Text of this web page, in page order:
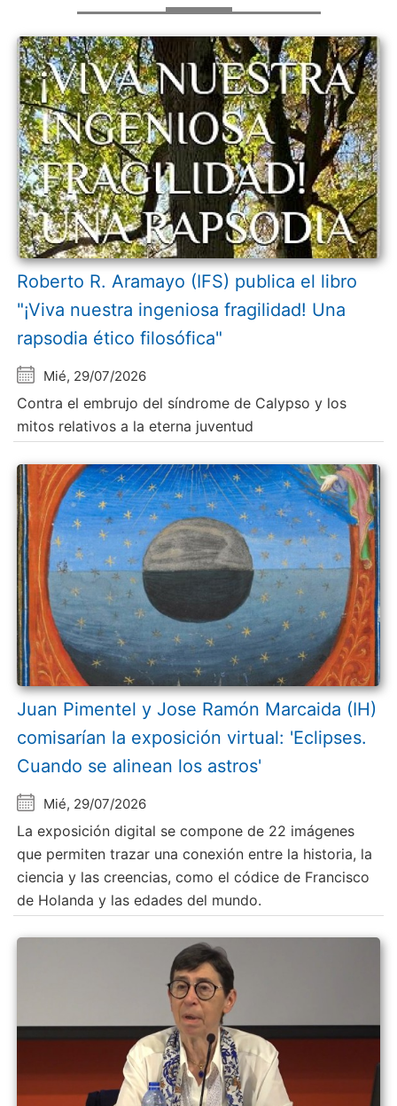
Roberto R. Aramayo (IFS) publica el libro
"¡Viva nuestra ingeniosa fragilidad! Una
rapsodia ético filosófica"
Mié, 29/07/2026
Contra el embrujo del síndrome de Calypso y los
mitos relativos a la eterna juventud
Juan Pimentel y Jose Ramón Marcaida (IH)
comisarían la exposición virtual: 'Eclipses.
Cuando se alinean los astros'
Mié, 29/07/2026
La exposición digital se compone de 22 imágenes
que permiten trazar una conexión entre la historia, la
ciencia y las creencias, como el códice de Francisco
de Holanda y las edades del mundo.